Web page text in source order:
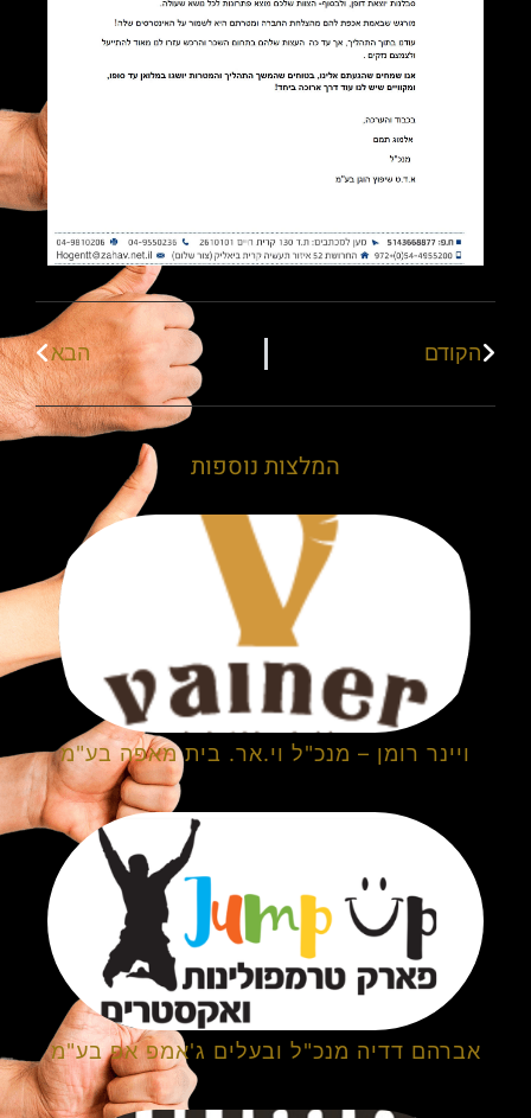
הקודם הבא
המלצות נוספות
ויינר רומן – מנכ"ל וי.אר. בית מאפה בע"מ
אברהם דדיה מנכ"ל ובעלים ג'אמפ אפ בע"מ